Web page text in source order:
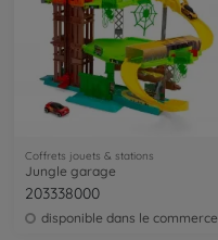
Coffrets jouets & stations
Jungle garage
203338000
disponible dans le commerce